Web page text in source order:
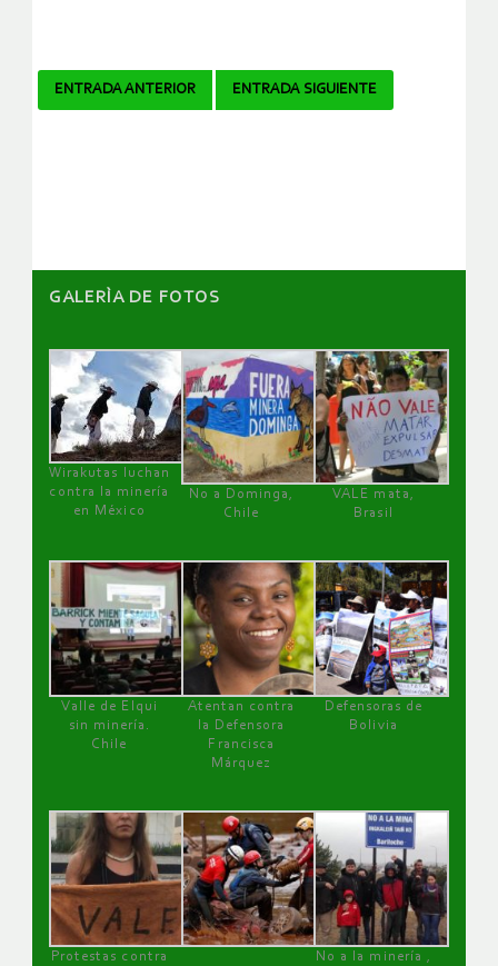
Navegador
ENTRADA ANTERIOR ENTRADA SIGUIENTE
GALERÌA DE FOTOS
Wirakutas luchan
contra la minería
en México
No a Dominga,
Chile
VALE mata,
Brasil
Valle de Elqui
sin minería.
Chile
Atentan contra
la Defensora
Francisca
Márquez
Defensoras de
Bolivia
Protestas contra
No a la minería ,